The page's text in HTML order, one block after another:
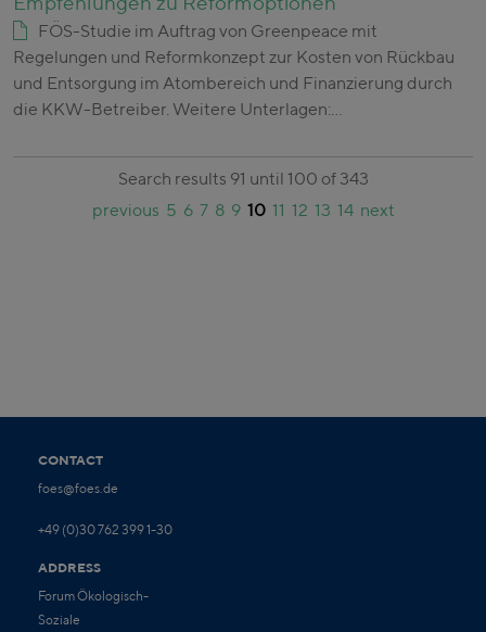
FÖS-Studie im Auftrag von Greenpeace mit
Regelungen und Reformkonzept zur Kosten von Rückbau
und Entsorgung im Atombereich und Finanzierung durch
die KKW-Betreiber. Weitere Unterlagen:…
Search results 91 until 100 of 343
previous 5 6 7 8 9 10 11 12 13 14 next
CONTACT
foes@foes.de
+49 (0)30 762 399 1-30
ADDRESS
Forum Ökologisch-
Soziale